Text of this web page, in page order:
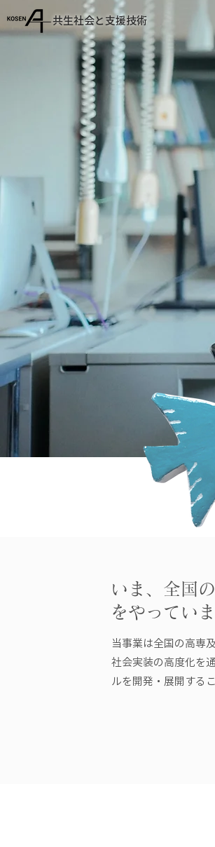
共生社会と支援技術
いま、全国
をやっていま
当事業は全国の高専
社会実装の高度化を
ルを開発・展開する